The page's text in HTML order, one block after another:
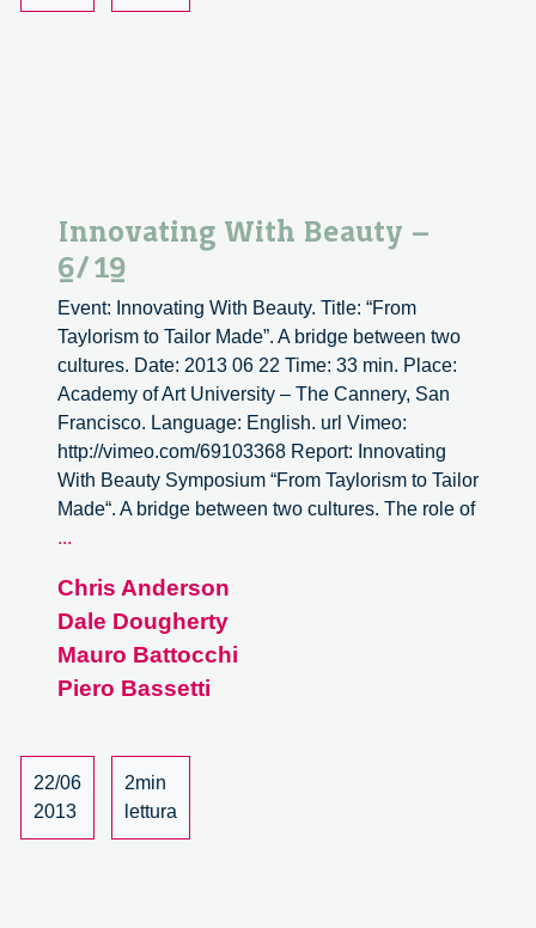
Innovating With Beauty –
6/19
Event: Innovating With Beauty. Title: “From
Taylorism to Tailor Made”. A bridge between two
cultures. Date: 2013 06 22 Time: 33 min. Place:
Academy of Art University – The Cannery, San
Francisco. Language: English. url Vimeo:
http://vimeo.com/69103368 Report: Innovating
With Beauty Symposium “From Taylorism to Tailor
Made“. A bridge between two cultures. The role of
...
Beauty
–
6/19
Chris Anderson
Dale Dougherty
Mauro Battocchi
Piero Bassetti
22/06
2013
2min
lettura